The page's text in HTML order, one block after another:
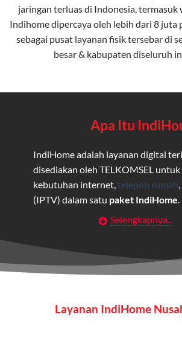
jaringan terluas di Indonesia, termasuk
Indihome dipercaya oleh lebih dari 8 juta
sebagai pusat layanan fisik tersebar di
besar & kabupaten diseluruh
Apa Itu
IndiHome adalah layanan digital
disediakan oleh TELKOMSEL
kebutuhan internet, telepon rumah
(IPTV) dalam satu paket IndiHome
Layanan Wifi Indihome ini
maupun individu yang
hiburan berkualitas tinggi.
Selengkapnya..
Layanan IndiHome